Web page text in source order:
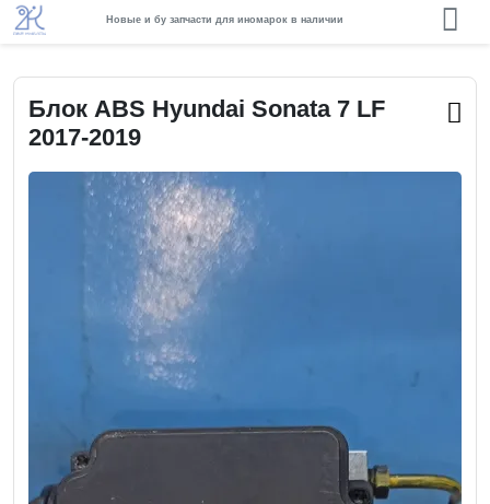
Новые и бу запчасти для иномарок в наличии
Блок ABS Hyundai Sonata 7 LF
2017-2019